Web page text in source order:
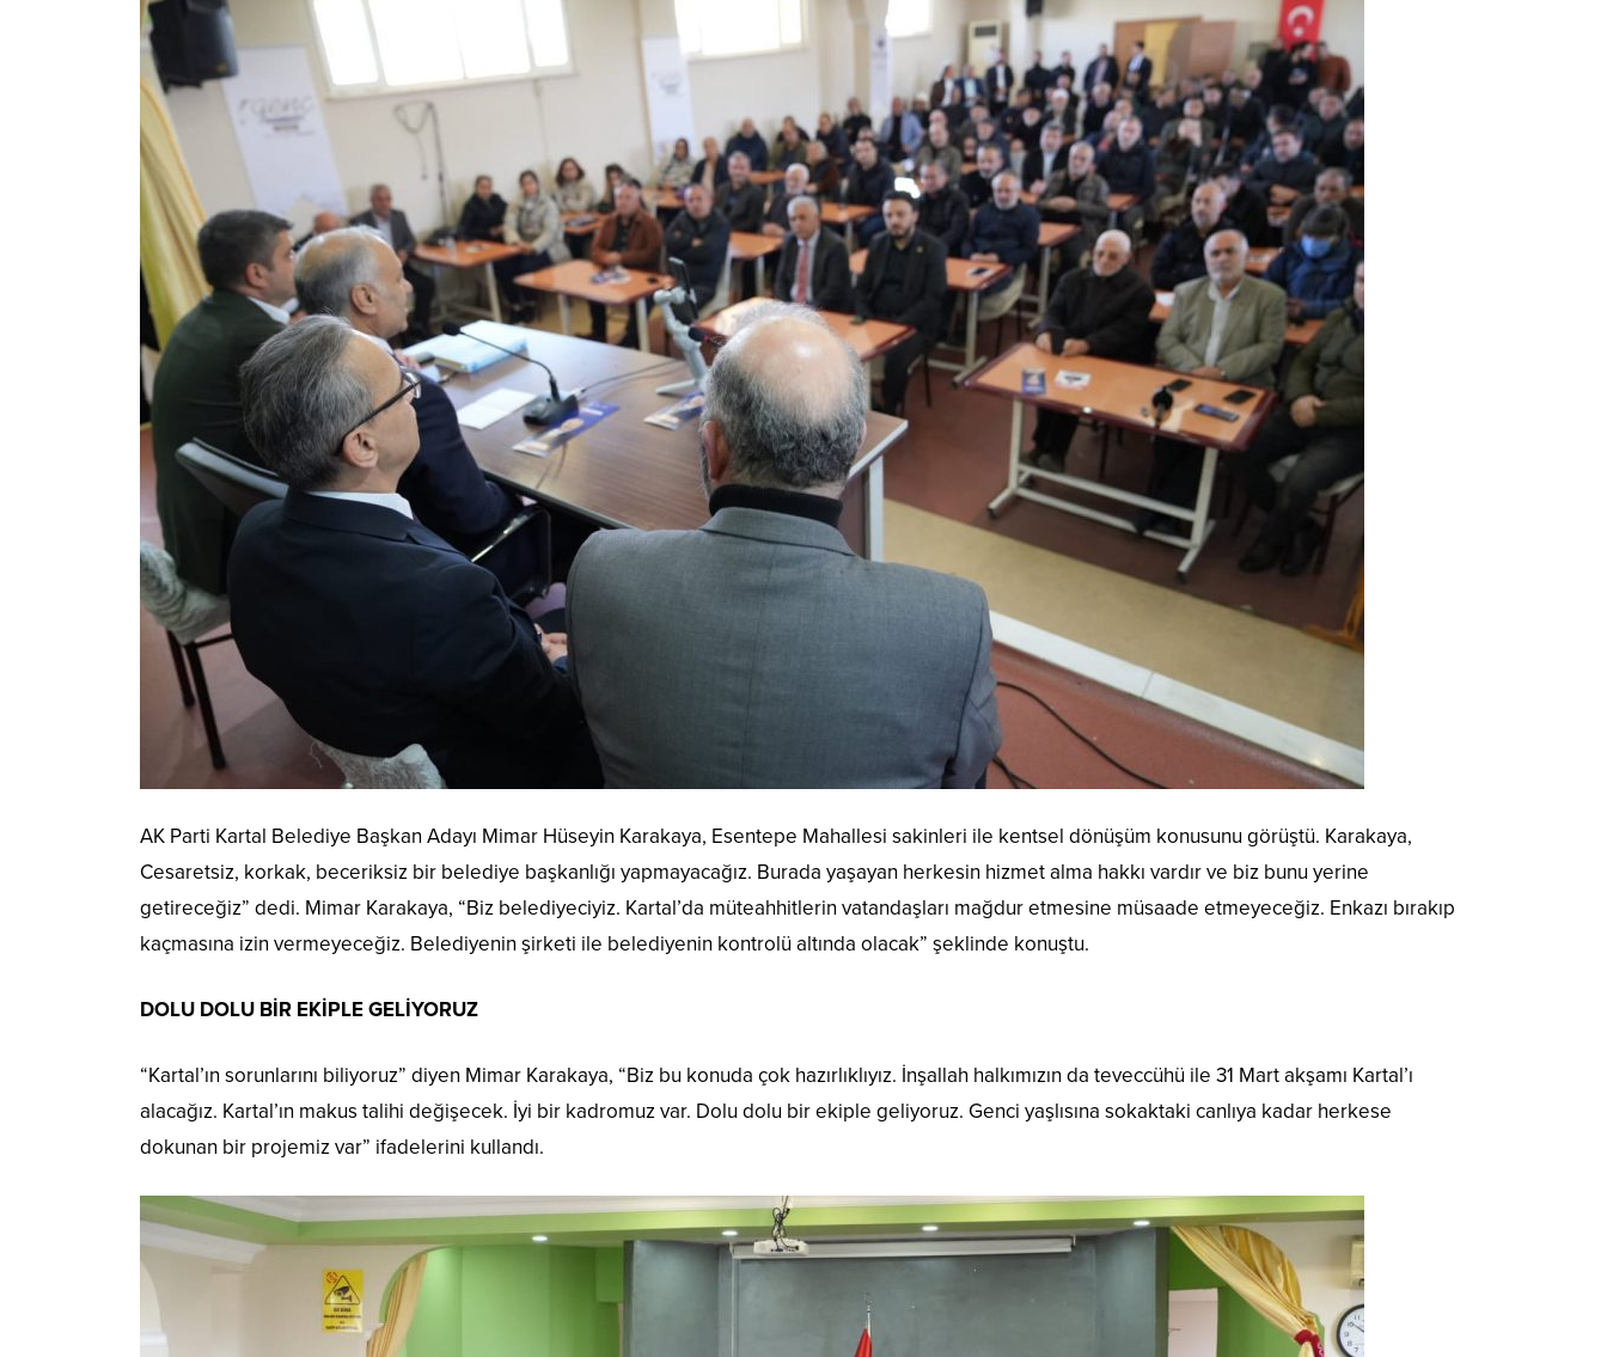
AK Parti Kartal Belediye Başkan Adayı Mimar Hüseyin Karakaya, Esentepe Mahallesi sakinleri ile kentsel dönüşüm konusunu görüştü. Karakaya,
Cesaretsiz, korkak, beceriksiz bir belediye başkanlığı yapmayacağız. Burada yaşayan herkesin hizmet alma hakkı vardır ve biz bunu yerine
getireceğiz” dedi. Mimar Karakaya, “Biz belediyeciyiz. Kartal’da müteahhitlerin vatandaşları mağdur etmesine müsaade etmeyeceğiz. Enkazı bırakıp
kaçmasına izin vermeyeceğiz. Belediyenin şirketi ile belediyenin kontrolü altında olacak” şeklinde konuştu.
DOLU DOLU BİR EKİPLE GELİYORUZ
“Kartal’ın sorunlarını biliyoruz” diyen Mimar Karakaya, “Biz bu konuda çok hazırlıklıyız. İnşallah halkımızın da teveccühü ile 31 Mart akşamı Kartal’ı
alacağız. Kartal’ın makus talihi değişecek. İyi bir kadromuz var. Dolu dolu bir ekiple geliyoruz. Genci yaşlısına sokaktaki canlıya kadar herkese
dokunan bir projemiz var” ifadelerini kullandı.